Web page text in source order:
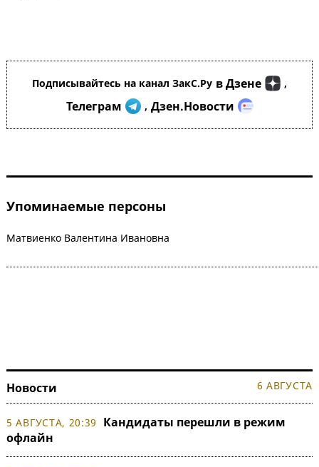
Подписывайтесь на канал ЗакС.Ру в Дзене ,
Телеграм , Дзен.Новости
Упоминаемые персоны
Матвиенко Валентина Ивановна
Новости 6 АВГУСТА
5 АВГУСТА, 20:39
Кандидаты перешли в режим
офлайн